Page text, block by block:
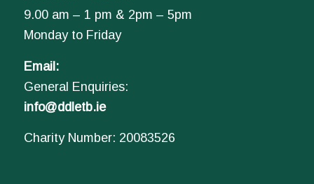
9.00 am – 1 pm & 2pm – 5pm
Monday to Friday
Email:
General Enquiries:
info@ddletb.ie
Charity Number: 20083526